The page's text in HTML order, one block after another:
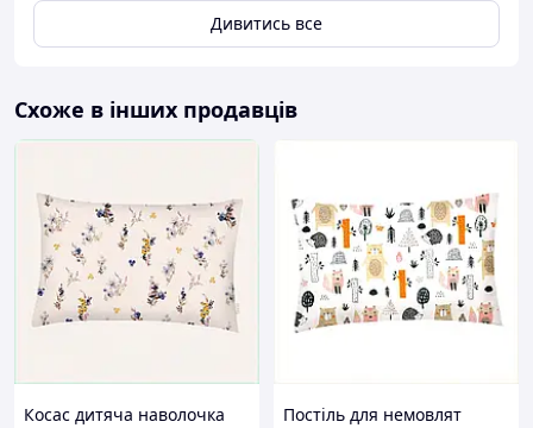
Дивитись все
Схоже в інших продавців
Косас дитяча наволочка
Постіль для немовлят